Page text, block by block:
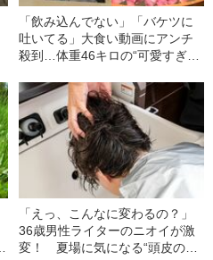
「飲み込んでない」「バケツに
吐いてる」大食い動画にアンチ
殺到…体重46キロの“可愛すぎ
す、“やらせ疑惑”への本音
「えっ、こんなに変わるの？」
36歳男性ライターのニオイが激
変！ 夏場に気になる“頭皮のニ